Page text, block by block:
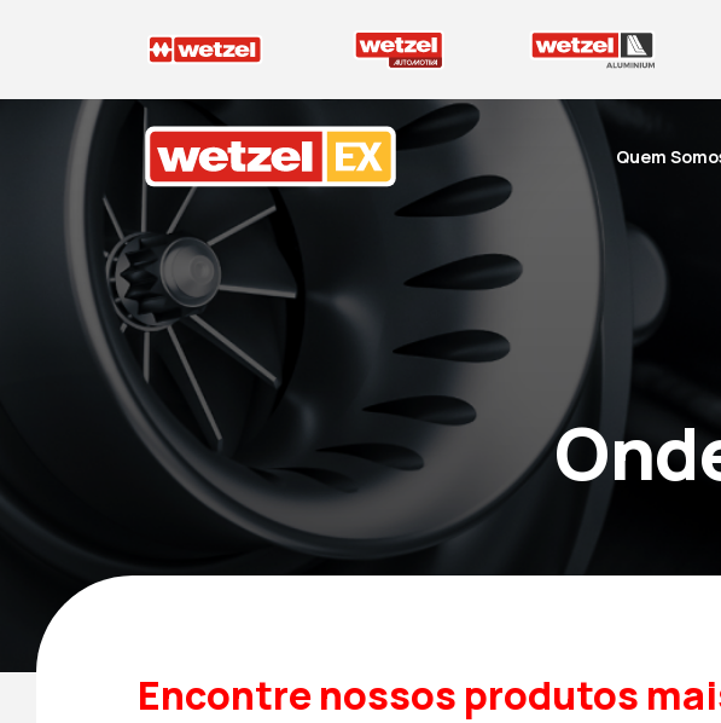
Quem
Encontre nossos produtos